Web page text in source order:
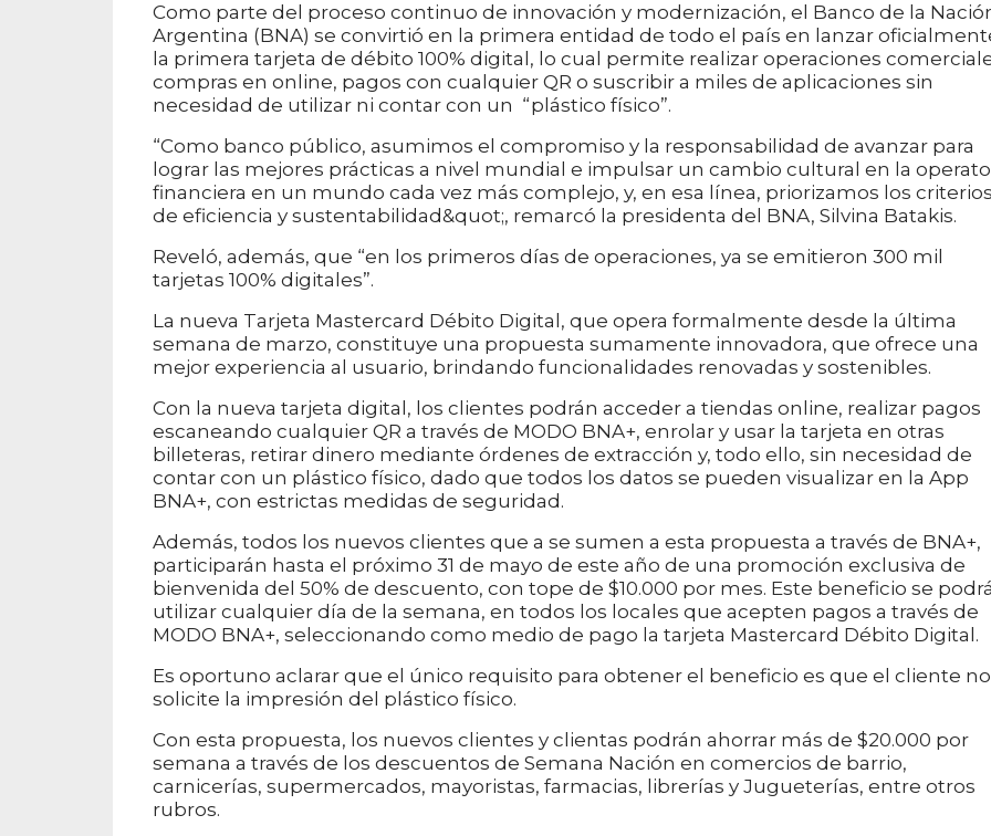
Como parte del proceso continuo de innovación y modernización, el Banco de la
Argentina (BNA) se convirtió en la primera entidad de todo el país en lanzar
la primera tarjeta de débito 100% digital, lo cual permite realizar operaciones
compras en online, pagos con cualquier QR o suscribir a miles de aplicaciones sin
necesidad de utilizar ni contar con un “plástico físico”.
“Como banco público, asumimos el compromiso y la responsabilidad de avanzar para
lograr las mejores prácticas a nivel mundial e impulsar un cambio cultural en la
financiera en un mundo cada vez más complejo, y, en esa línea, priorizamos los
de eficiencia y sustentabilidad&quot;, remarcó la presidenta del BNA, Silvina Batakis.
Reveló, además, que “en los primeros días de operaciones, ya se emitieron 300 mil
tarjetas 100% digitales”.
La nueva Tarjeta Mastercard Débito Digital, que opera formalmente desde la última
semana de marzo, constituye una propuesta sumamente innovadora, que ofrece una
mejor experiencia al usuario, brindando funcionalidades renovadas y sostenibles.
Con la nueva tarjeta digital, los clientes podrán acceder a tiendas online, realizar pagos
escaneando cualquier QR a través de MODO BNA+, enrolar y usar la tarjeta en otras
billeteras, retirar dinero mediante órdenes de extracción y, todo ello, sin necesidad de
contar con un plástico físico, dado que todos los datos se pueden visualizar en la App
BNA+, con estrictas medidas de seguridad.
Además, todos los nuevos clientes que a se sumen a esta propuesta a través de BNA+,
participarán hasta el próximo 31 de mayo de este año de una promoción exclusiva de
bienvenida del 50% de descuento, con tope de $10.000 por mes. Este beneficio se
utilizar cualquier día de la semana, en todos los locales que acepten pagos a través de
MODO BNA+, seleccionando como medio de pago la tarjeta Mastercard Débito Digital.
Es oportuno aclarar que el único requisito para obtener el beneficio es que el cliente no
solicite la impresión del plástico físico.
Con esta propuesta, los nuevos clientes y clientas podrán ahorrar más de $20.000 por
semana a través de los descuentos de Semana Nación en comercios de barrio,
carnicerías, supermercados, mayoristas, farmacias, librerías y Jugueterías, entre otros
rubros.